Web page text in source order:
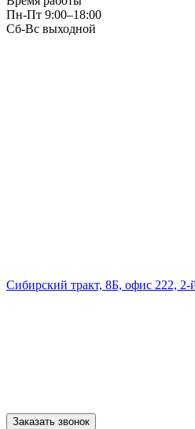
Пн-Пт 9:00–18:00
Сб-Вс выходной
Сибирский тракт, 8Б, офис 222, 2-
Заказать звонок